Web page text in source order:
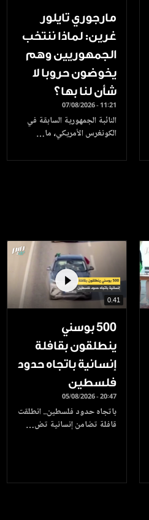
مارجوري تايلور
غرين: لماذا ننتخب
الجمهوريين وهم
يخوضون حروبا لا
شأن لنا بها؟
07/08/2026 - 11:21
النائبة الجمهورية السابقة في
الكونغرس الأمريكي، ما…
0.41
500 بوسني
ينطلقون بقافلة
إنسانية باتجاه حدود
فلسطين
05/08/2026 - 20:47
باتجاه حدود فلسطين.. انطلقت
قافلة تضامن إنسانية تض…